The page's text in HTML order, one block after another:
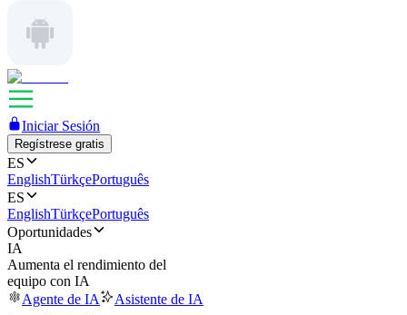
Iniciar Sesión
Regístrese gratis
ES
EnglishTürkçePortuguês
ES
EnglishTürkçePortuguês
Oportunidades
IA
Aumenta el rendimiento del
equipo con IA
Agente de IA
Asistente de IA